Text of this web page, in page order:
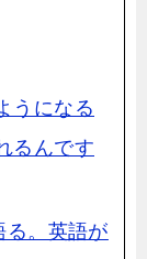
うになる
るんです
る。英語が